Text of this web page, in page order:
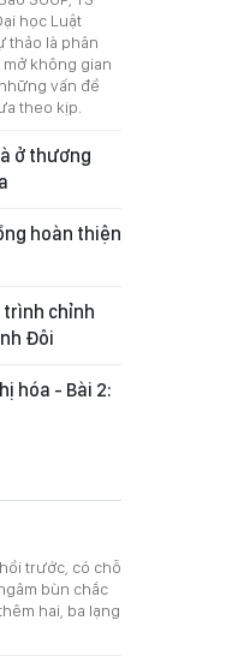
học Luật
thảo là phân
không gian
vấn đề
theo kịp.
ở thương
hoàn thiện
trình chỉnh
Đôi
hóa - Bài 2:
trước, có chỗ
bùn chắc
hai, ba lạng